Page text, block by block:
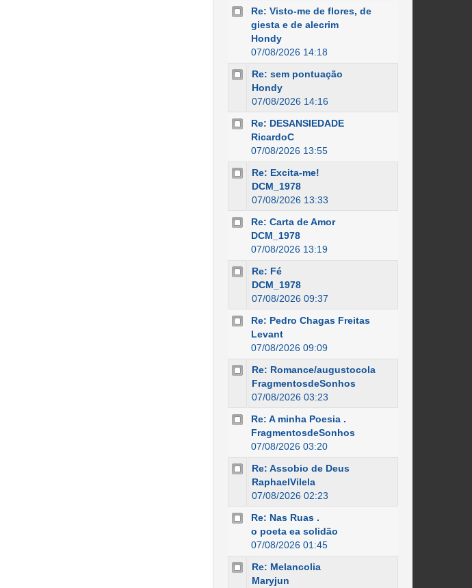
Re: Visto-me de flores, de
giesta e de alecrim
Hondy
07/08/2026 14:18
Re: sem pontuação
Hondy
07/08/2026 14:16
Re: DESANSIEDADE
RicardoC
07/08/2026 13:55
Re: Excita-me!
DCM_1978
07/08/2026 13:33
Re: Carta de Amor
DCM_1978
07/08/2026 13:19
Re: Fé
DCM_1978
07/08/2026 09:37
Re: Pedro Chagas Freitas
Levant
07/08/2026 09:09
Re: Romance/augustocola
FragmentosdeSonhos
07/08/2026 03:23
Re: A minha Poesia .
FragmentosdeSonhos
07/08/2026 03:20
Re: Assobio de Deus
RaphaelVilela
07/08/2026 02:23
Re: Nas Ruas .
o poeta ea solidão
07/08/2026 01:45
Re: Melancolia
Maryjun